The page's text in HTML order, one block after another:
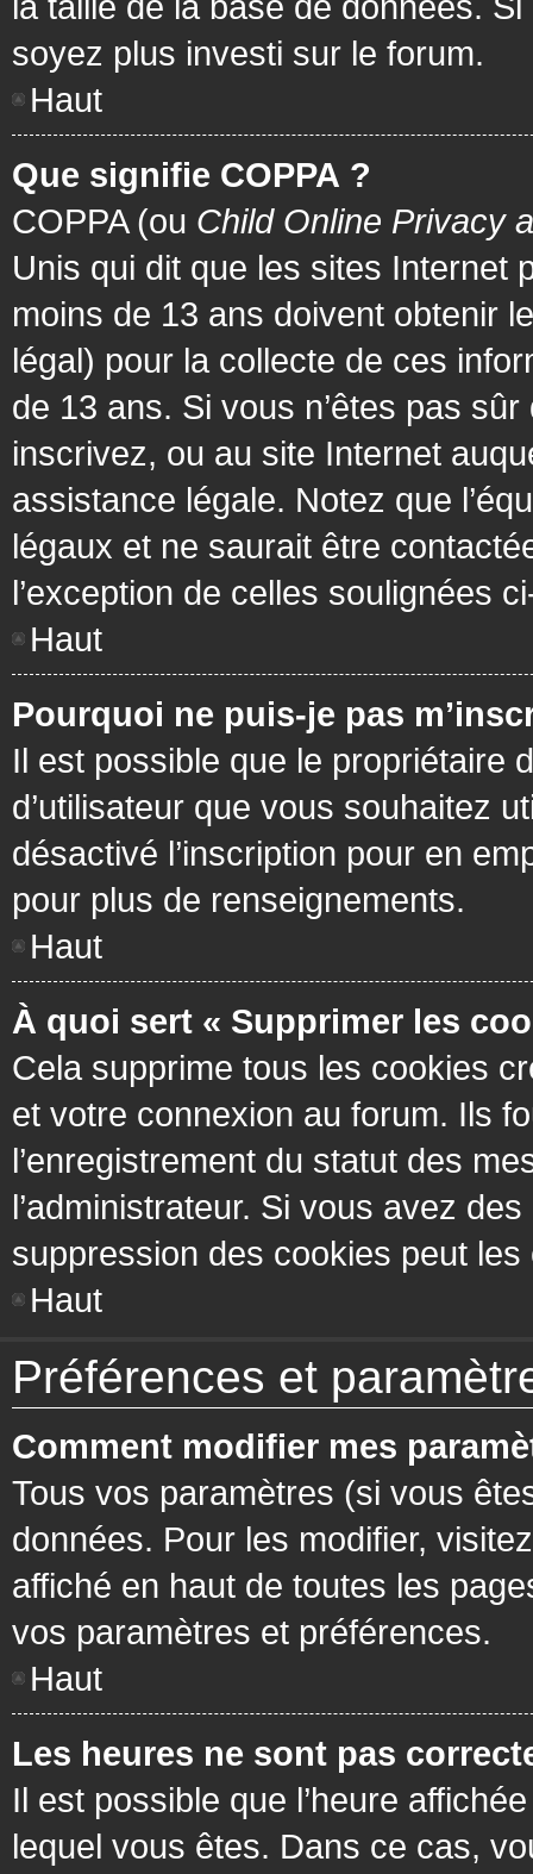
soyez plus investi sur le forum.
Haut
Que signifie COPPA ?
COPPA (ou Child Online Privacy
Unis qui dit que les sites Internet
moins de 13 ans doivent obtenir
légal) pour la collecte de ces
de 13 ans. Si vous n’êtes pas
inscrivez, ou au site Internet
assistance légale. Notez que
légaux et ne saurait être
l’exception de celles soulignées
Haut
Pourquoi ne puis-je pas
Il est possible que le propriétaire
d’utilisateur que vous souhaitez
désactivé l’inscription pour en
pour plus de renseignements.
Haut
À quoi sert « Supprimer les
Cela supprime tous les cookies
et votre connexion au forum. Ils
l’enregistrement du statut des
l’administrateur. Si vous avez
suppression des cookies peut les
Haut
Préférences et
Comment modifier mes
Tous vos paramètres (si vous
données. Pour les modifier,
affiché en haut de toutes les
vos paramètres et préférences.
Haut
Les heures ne sont pas
Il est possible que l’heure
lequel vous êtes. Dans ce cas,